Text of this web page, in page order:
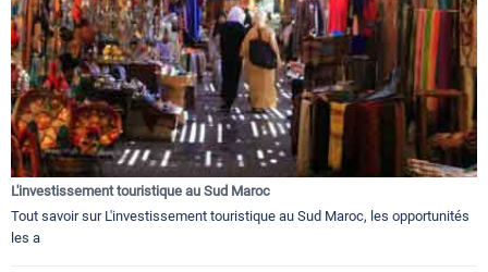
L'investissement touristique au Sud Maroc
Tout savoir sur L'investissement touristique au Sud Maroc, les opportunités
les a